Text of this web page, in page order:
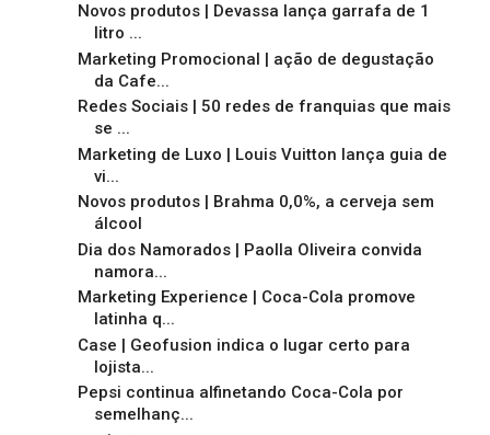
Novos produtos | Devassa lança garrafa de 1
litro ...
Marketing Promocional | ação de degustação
da Cafe...
Redes Sociais | 50 redes de franquias que mais
se ...
Marketing de Luxo | Louis Vuitton lança guia de
vi...
Novos produtos | Brahma 0,0%, a cerveja sem
álcool
Dia dos Namorados | Paolla Oliveira convida
namora...
Marketing Experience | Coca-Cola promove
latinha q...
Case | Geofusion indica o lugar certo para
lojista...
Pepsi continua alfinetando Coca-Cola por
semelhanç...